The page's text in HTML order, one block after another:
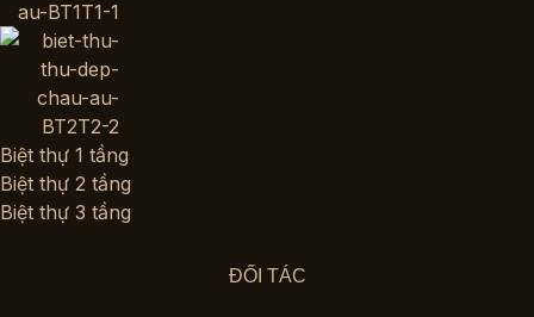
Biệt thự 1 tầng
Biệt thự 2 tầng
Biệt thự 3 tầng
ĐỐI TÁC